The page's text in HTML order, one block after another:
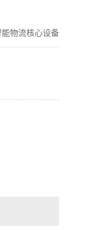
物流核心设备